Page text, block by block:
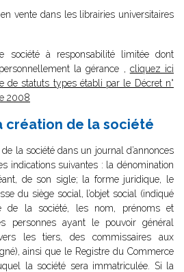
vente dans les librairies universitaires
société à responsabilité limitée dont
la gérance , cliquez ici
de statuts types établi par le Décret n°
2008
création de la société
la société dans un journal d’annonces
indications suivantes : la dénomination
de son sigle; la forme juridique, le
du siège social, l’objet social (indiqué
de la société, les nom, prénoms et
personnes ayant le pouvoir général
les tiers, des commissaires aux
ainsi que le Registre du Commerce
la société sera immatriculée. Si la